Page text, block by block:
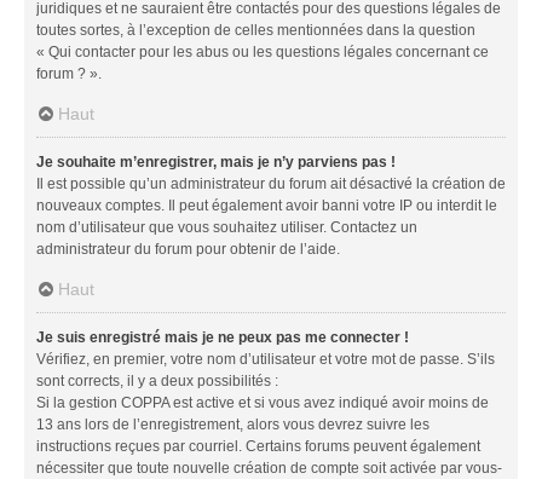
juridiques et ne sauraient être contactés pour des questions légales de
toutes sortes, à l’exception de celles mentionnées dans la question
« Qui contacter pour les abus ou les questions légales concernant ce
forum ? ».
Haut
Je souhaite m’enregistrer, mais je n’y parviens pas !
Il est possible qu’un administrateur du forum ait désactivé la création de
nouveaux comptes. Il peut également avoir banni votre IP ou interdit le
nom d’utilisateur que vous souhaitez utiliser. Contactez un
administrateur du forum pour obtenir de l’aide.
Haut
Je suis enregistré mais je ne peux pas me connecter !
Vérifiez, en premier, votre nom d’utilisateur et votre mot de passe. S’ils
sont corrects, il y a deux possibilités :
Si la gestion COPPA est active et si vous avez indiqué avoir moins de
13 ans lors de l’enregistrement, alors vous devrez suivre les
instructions reçues par courriel. Certains forums peuvent également
nécessiter que toute nouvelle création de compte soit activée par vous-